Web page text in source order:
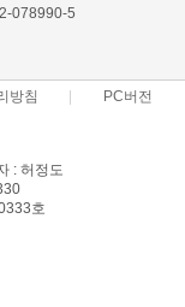
078990-5
방침 PC버전
: 허정도
호